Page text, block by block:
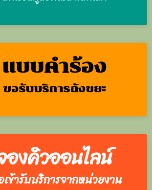
แบบคำร้อง
ขอรับบริการถังขยะ
องคิวออนไลน์
เข้ารับบริการจากหน่วยงาน